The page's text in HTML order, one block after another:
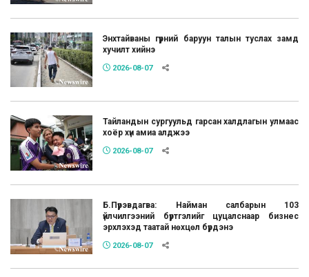
Энхтайваны гүүрний баруун талын туслах замд
хучилт хийнэ
2026-08-07
Тайландын сургуульд гарсан халдлагын улмаас
хоёр хүн амиа алджээ
2026-08-07
Б.Пүрэвдагва: Найман салбарын 103
үйлчилгээний бүртгэлийг цуцалснаар бизнес
эрхлэхэд таатай нөхцөл бүрдэнэ
2026-08-07